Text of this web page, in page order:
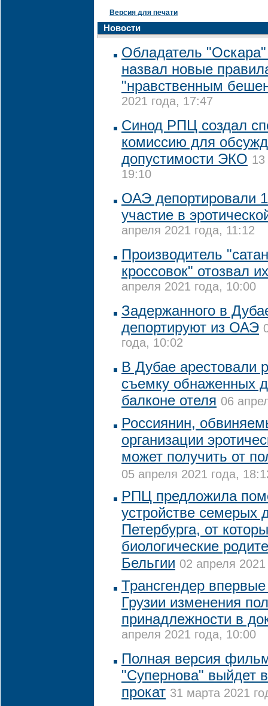
Версия для печати
Новости
Обладатель
назвал новые
"нравственным
2021 года, 17:47
Синод РПЦ создал
комиссию для
допустимости ЭКО 13
19:10
ОАЭ депортировали
участие в
апреля 2021 года, 11:12
Производитель
кроссовок" отозвал
апреля 2021 года, 10:00
Задержанного в
депортируют из ОАЭ
года, 10:02
В Дубае арестовали
съемку обнаженных
балконе отеля 06
Россиянин,
организации
может получить от
05 апреля 2021 года,
РПЦ предложила
устройстве семерых
Петербурга, от
биологические
Бельгии 02 апреля
Трансгендер
Грузии изменения
принадлежности в
апреля 2021 года, 10:00
Полная версия
"Супернова" выйдет
прокат 31 марта 2021